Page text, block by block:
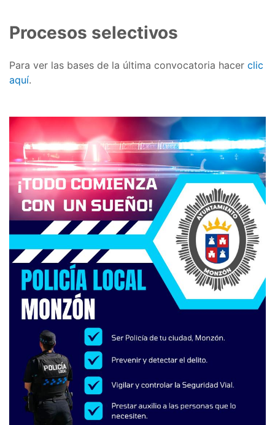
Procesos selectivos
Para ver las bases de la última convocatoria hacer clic
aquí.